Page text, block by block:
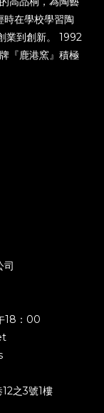
時在學校學習陶
業到創新。 1992
『鹿港窯』積極
司
18：00
之3號1樓